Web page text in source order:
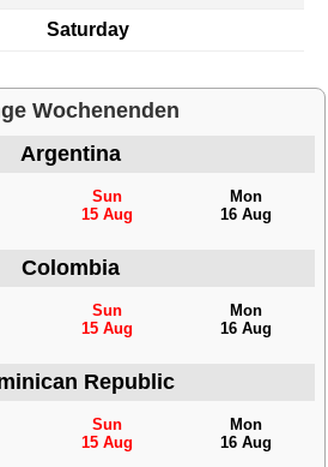
Saturday
Wochenenden
Argentina
Sun
15 Aug
Mon
16 Aug
Colombia
Sun
15 Aug
Mon
16 Aug
Republic
Sun
15 Aug
Mon
16 Aug